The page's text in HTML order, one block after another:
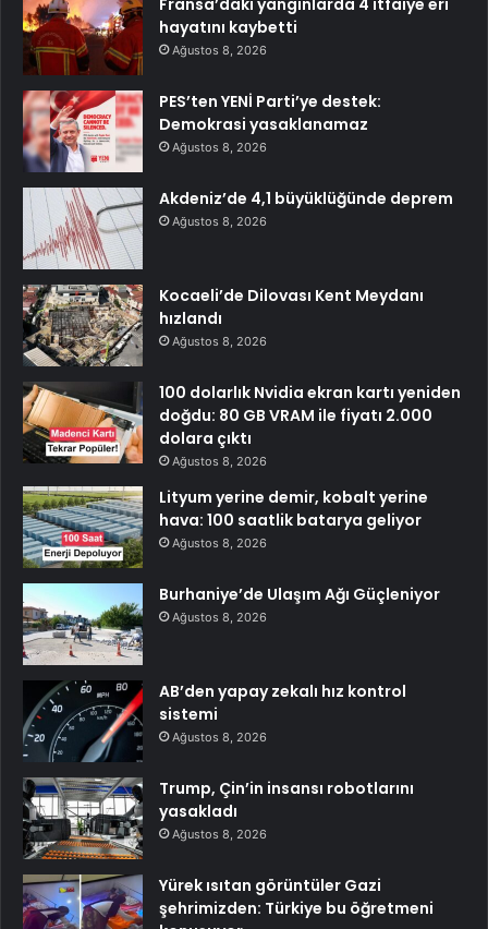
hayatını kaybetti
Ağustos 8, 2026
PES’ten YENİ Parti’ye destek:
Demokrasi yasaklanamaz
Ağustos 8, 2026
Akdeniz’de 4,1 büyüklüğünde deprem
Ağustos 8, 2026
Kocaeli’de Dilovası Kent Meydanı
hızlandı
Ağustos 8, 2026
100 dolarlık Nvidia ekran kartı yeniden
doğdu: 80 GB VRAM ile fiyatı 2.000
dolara çıktı
Ağustos 8, 2026
Lityum yerine demir, kobalt yerine
hava: 100 saatlik batarya geliyor
Ağustos 8, 2026
Burhaniye’de Ulaşım Ağı Güçleniyor
Ağustos 8, 2026
AB’den yapay zekalı hız kontrol
sistemi
Ağustos 8, 2026
Trump, Çin’in insansı robotlarını
yasakladı
Ağustos 8, 2026
Yürek ısıtan görüntüler Gazi
şehrimizden: Türkiye bu öğretmeni